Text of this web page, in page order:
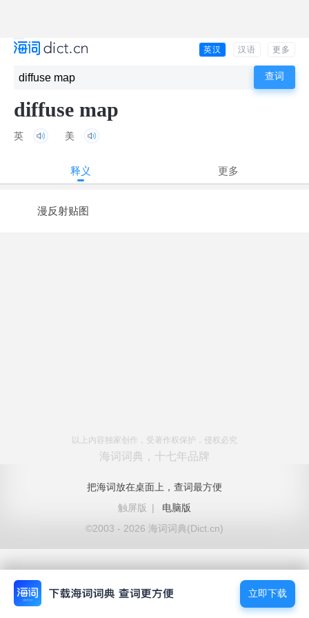
英汉 汉语 更多
diffuse map
英 美
释义 更多
漫反射贴图
以上内容独家创作，受著作权保护，侵权必究
海词词典，十七年品牌
把海词放在桌面上，查词最方便
触屏版
|
电脑版
©2003 - 2026 海词词典(Dict.cn)
立即下载
立即下载